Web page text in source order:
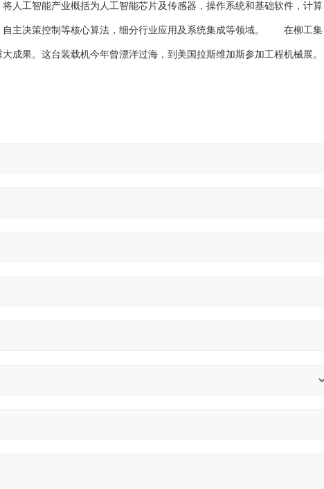
工智能产业概括为人工智能芯片及传感器，操作系统和基础软件，计算
自主决策控制等核心算法，细分行业应用及系统集成等领域。 在柳工集
成果。这台装载机今年曾漂洋过海，到美国拉斯维加斯参加工程机械展。